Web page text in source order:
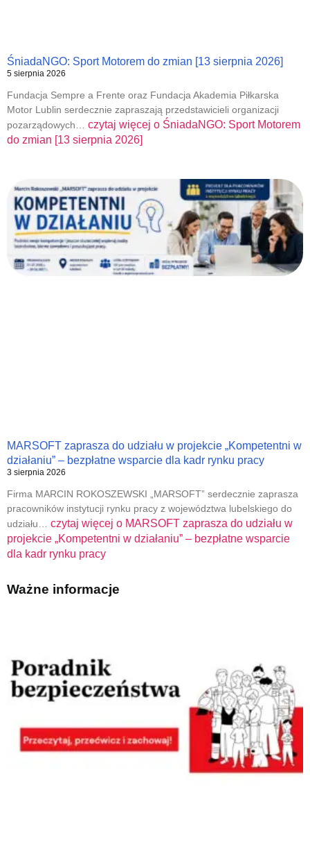
ŚniadaNGO: Sport Motorem do zmian [13 sierpnia 2026]
5 sierpnia 2026
Fundacja Sempre a Frente oraz Fundacja Akademia Piłkarska
Motor Lublin serdecznie zapraszają przedstawicieli organizacji
pozarządowych… czytaj więcej o ŚniadaNGO: Sport Motorem
do zmian [13 sierpnia 2026]
MARSOFT zaprasza do udziału w projekcie „Kompetentni w
działaniu” – bezpłatne wsparcie dla kadr rynku pracy
3 sierpnia 2026
Firma MARCIN ROKOSZEWSKI „MARSOFT” serdecznie zaprasza
pracowników instytucji rynku pracy z województwa lubelskiego do
udziału… czytaj więcej o MARSOFT zaprasza do udziału w
projekcie „Kompetentni w działaniu” – bezpłatne wsparcie
dla kadr rynku pracy
Ważne informacje